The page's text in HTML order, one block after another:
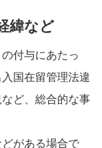
緯など
付与にあたっ
国在留管理法違
ど、総合的な事
がある場合で